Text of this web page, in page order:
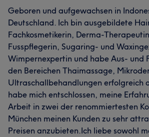
Geboren und aufgewachsen in
Deutschland. Ich bin ausgebildete
Fachkosmetikerin, Derma-
Fusspflegerin, Sugaring- und
Wimpernexpertin und habe Aus- und
den Bereichen Thaimassage,
Ultraschallbehandlungen erfolgreich
habe mich entschlossen, meine
Arbeit in zwei der renommiertesten
München meinen Kunden zu sehr
Preisen anzubieten.Ich liebe sowohl